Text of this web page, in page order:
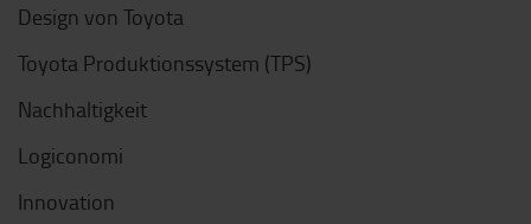
Design von Toyota
Toyota Produktionssystem (TPS)
Nachhaltigkeit
Logiconomi
Innovation